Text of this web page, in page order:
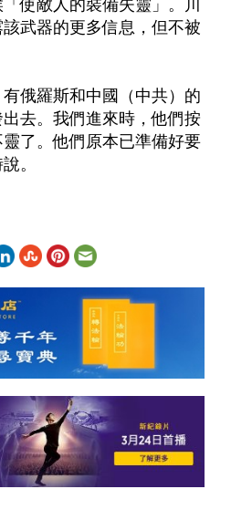
使敵人的裝備失靈」。川
武器的更多信息，但不被
有俄羅斯和中國（中共）的
去。我們進來時，他們按
了。他們原本已準備好要
。